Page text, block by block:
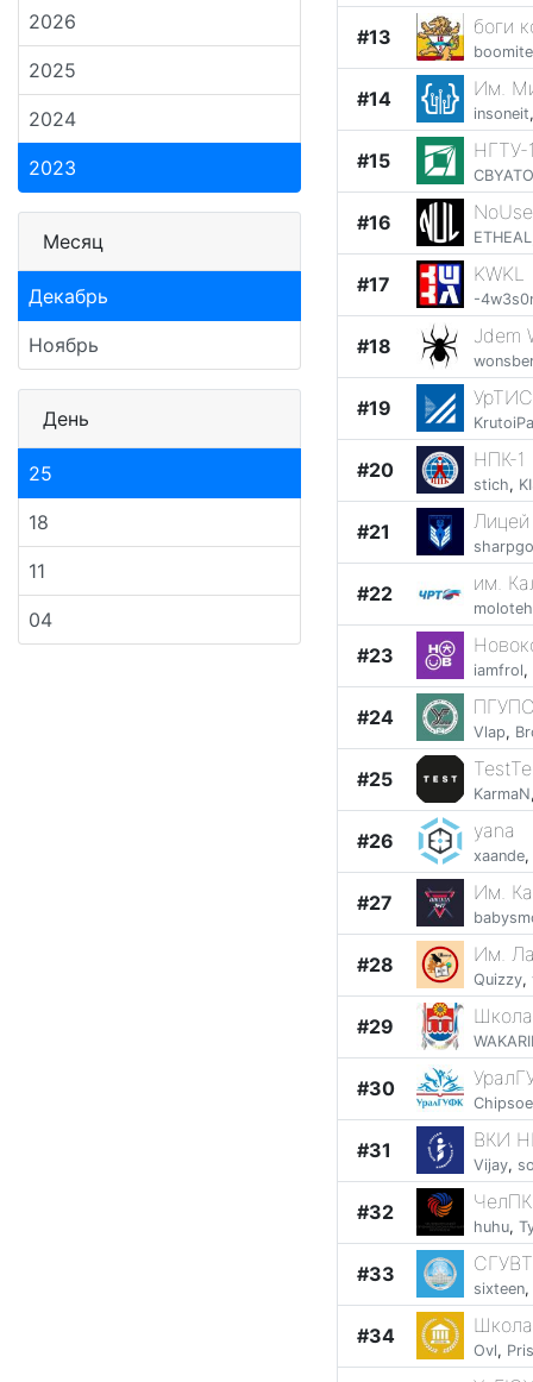
2026
2025
2024
2023
Месяц
Декабрь
Ноябрь
День
25
18
11
04
#13 боги
#14 Им.
insoneit
#15 НГТУ-
#16
ETHEAL
#17 KWKL
-
#18 Jdem
#19
#20 НПК-1
stich,
#21
#22 им.
moloteh
#23
iamfrol,
#24
Vlap,
#25
KarmaN
#26 yana
xaande,
#27 Им.
#28 Им.
Quizzy,
#29
#30
#31 ВКИ
Vijay,
#32 ЧелПК
huhu,
#33
sixteen,
#34
Ovl,